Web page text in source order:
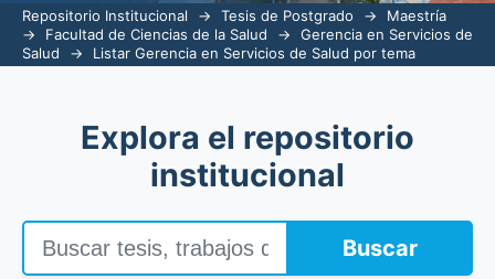
Repositorio Institucional → Tesis de Postgrado →
Maestría
→
Facultad de Ciencias de la Salud →
Gerencia en Servicios de
Salud
→ Listar Gerencia en Servicios de Salud por tema
Explora el repositorio
institucional
Buscar